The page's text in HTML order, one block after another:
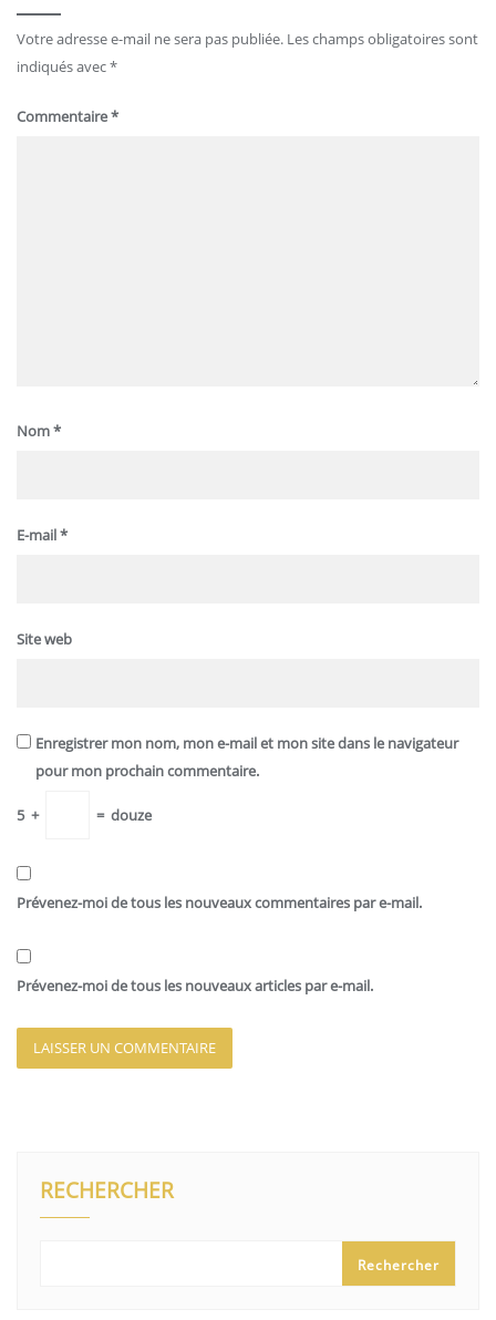
Votre adresse e-mail ne sera pas publiée. Les champs obligatoires sont
indiqués avec*
Commentaire*
Nom*
E-mail*
Site web
Enregistrer mon nom, mon e-mail et mon site dans le navigateur
pour mon prochain commentaire.
5 + = douze
Prévenez-moi de tous les nouveaux commentaires par e-mail.
Prévenez-moi de tous les nouveaux articles par e-mail.
RECHERCHER
Rechercher